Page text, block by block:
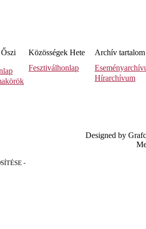
Közösségek Hete
Fesztiválhonlap
Archív tartalom
Hírarchívum
Designed by
-